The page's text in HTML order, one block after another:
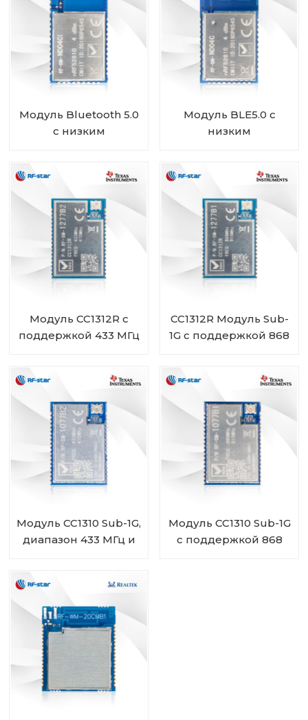
Модуль Bluetooth 5.0
с низким
и скандинавской SoC
nRF52810 RF-BM-
ND04CI
Модуль BLE5.0 с
низким
nRF52810 RF-BM-
ND04C
Модуль CC1312R с
поддержкой 433 МГц
CC1312R Модуль Sub-
1G с поддержкой 868
Модуль CC1310 Sub-1G,
диапазон 433 МГц и
Модуль CC1310 Sub-1G
с поддержкой 868